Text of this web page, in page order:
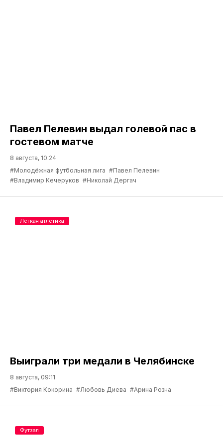
Павел Пелевин выдал голевой пас в
гостевом матче
8 августа, 10:24
#Молодёжная футбольная лига #Павел Пелевин
#Владимир Кечеруков #Николай Дергач
Выиграли три медали в Челябинске
8 августа, 09:11
#Виктория Кокорина #Любовь Диева #Арина Розна
Легкая атлетика
Футзал